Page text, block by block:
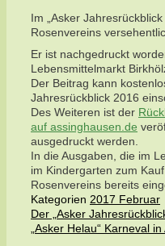
Im „Asker
Rosenvereins
Er ist nachgedruckt
Lebensmittelmarkt
Der Beitrag kann
Jahresrückblick 2016
Des Weiteren ist der
auf assinghausen.de
ausgedruckt werden.
In die Ausgaben, die im
im Kindergarten zum
Rosenvereins bereits
Kategorien 2017 Februar
Der „Asker
„Asker Helau“ Karneval